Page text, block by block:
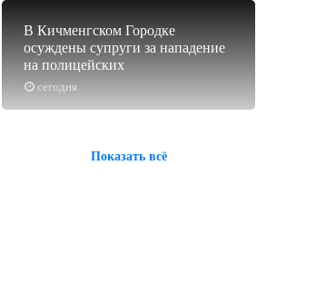
сегодня
В Кичменгском Городке
осуждены супруги за нападение
на полицейских
Показать всё